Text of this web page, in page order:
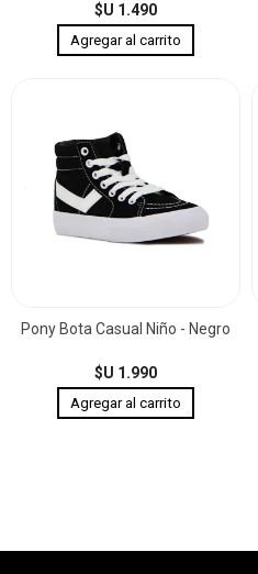
$U 1.490
Pony Bota Casual Niño - Negro
$U 1.990